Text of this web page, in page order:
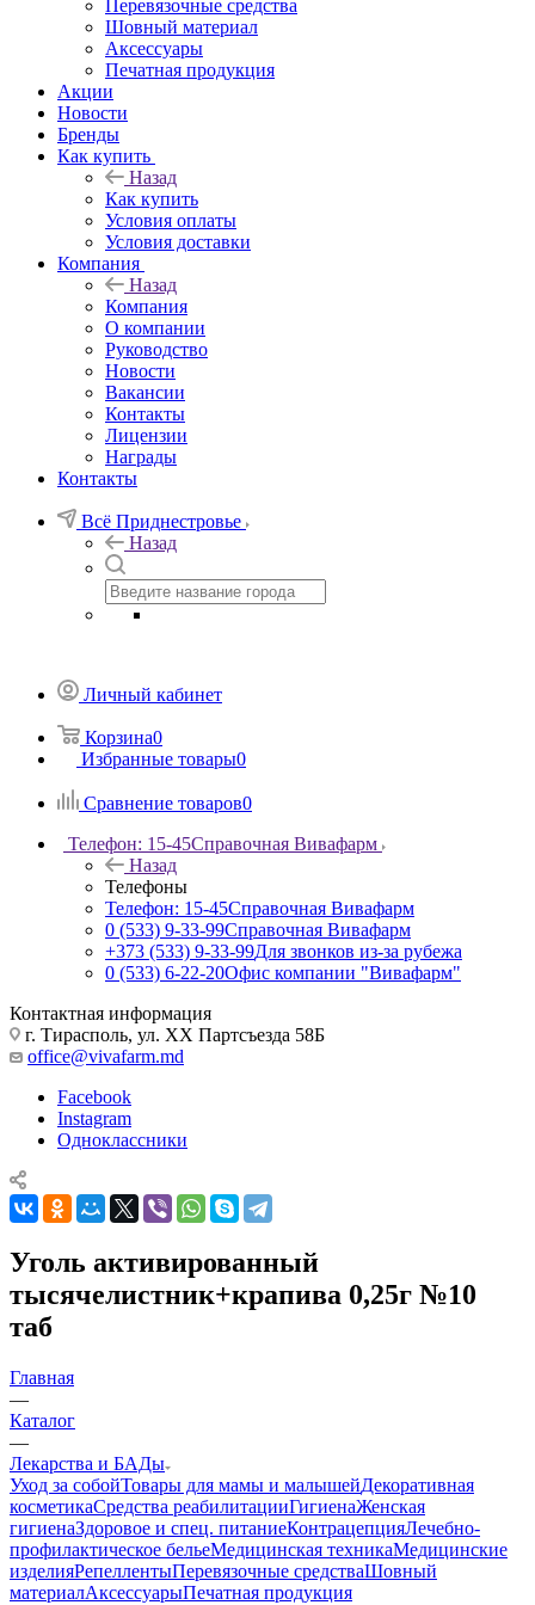
Перевязочные средства
Шовный материал
Аксессуары
Печатная продукция
Акции
Новости
Бренды
Как купить
Назад
Как купить
Условия оплаты
Условия доставки
Компания
Назад
Компания
О компании
Руководство
Новости
Вакансии
Контакты
Лицензии
Награды
Контакты
Всё Приднестровье
Назад
Личный кабинет
Корзина0
Избранные товары0
Сравнение товаров0
Телефон: 15-45Справочная Вивафарм
Назад
Телефоны
Телефон: 15-45Справочная Вивафарм
0 (533) 9-33-99Справочная Вивафарм
+373 (533) 9-33-99Для звонков из-за рубежа
0 (533) 6-22-20Офис компании "Вивафарм"
Контактная информация
г. Тирасполь, ул. ХХ Партсъезда 58Б
office@vivafarm.md
Facebook
Instagram
Одноклассники
Уголь активированный
тысячелистник+крапива 0,25г №10
таб
Главная
—
Каталог
—
Лекарства и БАДы
Уход за собойТовары для мамы и малышейДекоративная
косметикаСредства реабилитацииГигиенаЖенская
гигиенаЗдоровое и спец. питаниеКонтрацепцияЛечебно-
профилактическое бельеМедицинская техникаМедицинские
изделияРепеллентыПеревязочные средстваШовный
материалАксессуарыПечатная продукция